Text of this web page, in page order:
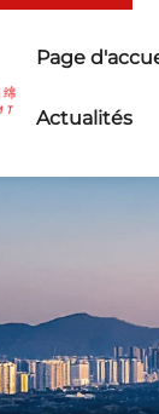
Page
Actualités